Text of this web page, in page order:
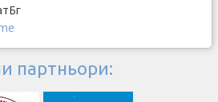
партньори: